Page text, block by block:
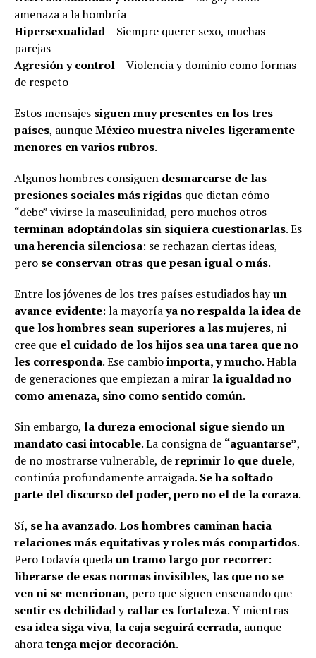
amenaza a la hombría
Hipersexualidad– Siempre querer sexo, muchas
parejas
Agresión y control– Violencia y dominio como formas
de respeto
Estos mensajes siguen muy presentes en los tres
países, aunqueMéxico muestra niveles ligeramente
menores en varios rubros.
Algunos hombres consiguen desmarcarse de las
presiones sociales más rígidas que dictan cómo
“debe” vivirse la masculinidad, pero muchos otros
terminan adoptándolas sin siquiera cuestionarlas. Es
una herencia silenciosa: se rechazan ciertas ideas,
pero se conservan otras que pesan igual o más.
Entre los jóvenes de los tres países estudiados hayun
avance evidente: la mayoríaya no respalda la idea de
que los hombres sean superiores a las mujeres, ni
cree que el cuidado de los hijos sea una tarea que no
les corresponda. Ese cambioimporta, y mucho. Habla
de generaciones que empiezan a mirar la igualdad no
como amenaza, sino como sentido común.
Sin embargo, la dureza emocional sigue siendo un
mandato casi intocable. La consigna de “aguantarse”,
de no mostrarse vulnerable, dereprimir lo que duele,
continúa profundamente arraigada. Se ha soltado
parte del discurso del poder, pero no el de la coraza.
Sí, se ha avanzado.Los hombres caminan hacia
relaciones más equitativas y roles más compartidos.
Pero todavía quedaun tramo largo por recorrer:
liberarse de esas normas invisibles, las que no se
ven ni se mencionan, pero que siguen enseñando que
sentir es debilidadycallar es fortaleza. Y mientras
esa idea siga viva, la caja seguirá cerrada, aunque
ahoratenga mejor decoración.